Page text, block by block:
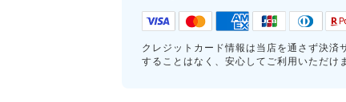
クレジットカード情報は当店を通さず決
することはなく、安心してご利用いただけ